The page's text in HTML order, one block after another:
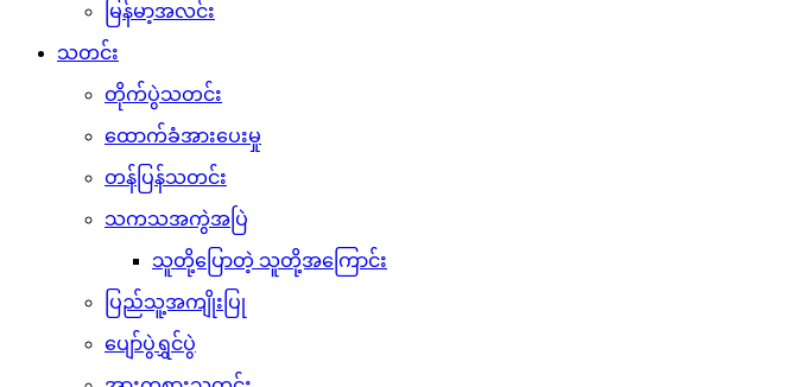
မြန်မာ့အလင်း
သတင်း
တိုက်ပွဲသတင်း
ထောက်ခံအားပေးမှု
တန်ပြန်သတင်း
သကသအကွဲအပြဲ
သူတို့ပြောတဲ့ သူတို့အကြောင်း
ပြည်သူ့အကျိုးပြု
ပျော်ပွဲရွှင်ပွဲ